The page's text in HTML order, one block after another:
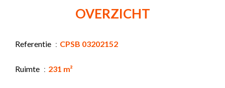
OVERZICHT
Referentie CPSB 03202152
Ruimte 231 m²